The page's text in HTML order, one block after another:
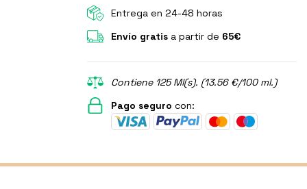
Entrega en 24-48 horas
Envío gratis a partir de 65€
Contiene 125 Ml(s). (13.56 €/100 ml.)
Pago seguro con: